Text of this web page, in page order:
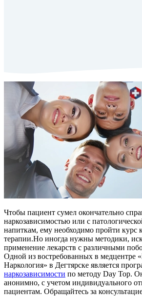
Чтобы пациент сумел окончательно
наркозависимостью или с
напиткам, ему необходимо пройти курс
терапии.Но иногда нужны методики,
применение лекарств с различными
Одной из востребованных в медцентре
Наркология» в Дегтярске является
наркозависимости по методу Day Top.
анонимно, с учетом индивидуального
пациентам. Обращайтесь за